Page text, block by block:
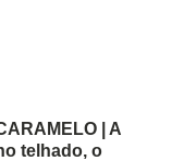
| A
telhado, o